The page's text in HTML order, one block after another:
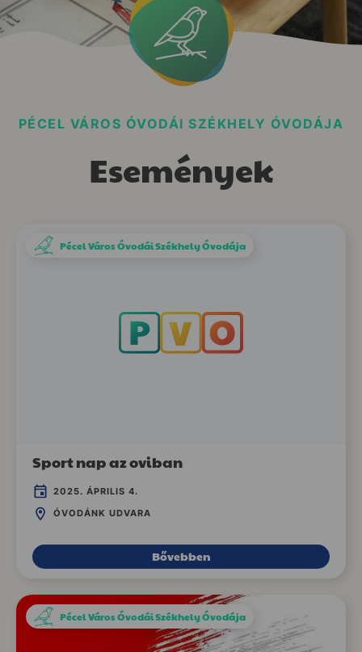
PÉCEL VÁROS ÓVODÁI SZÉKHELY ÓVODÁJA
Események
Sport nap az oviban
2025. ÁPRILIS 4.
ÓVODÁNK UDVARA
Bővebben
Pécel Város Óvodái Székhely Óvodája
Pécel Város Óvodái Székhely Óvodája